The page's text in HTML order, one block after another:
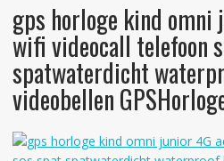
gps horloge kind omni
wifi videocall telefoon
spatwaterdicht
videobellen